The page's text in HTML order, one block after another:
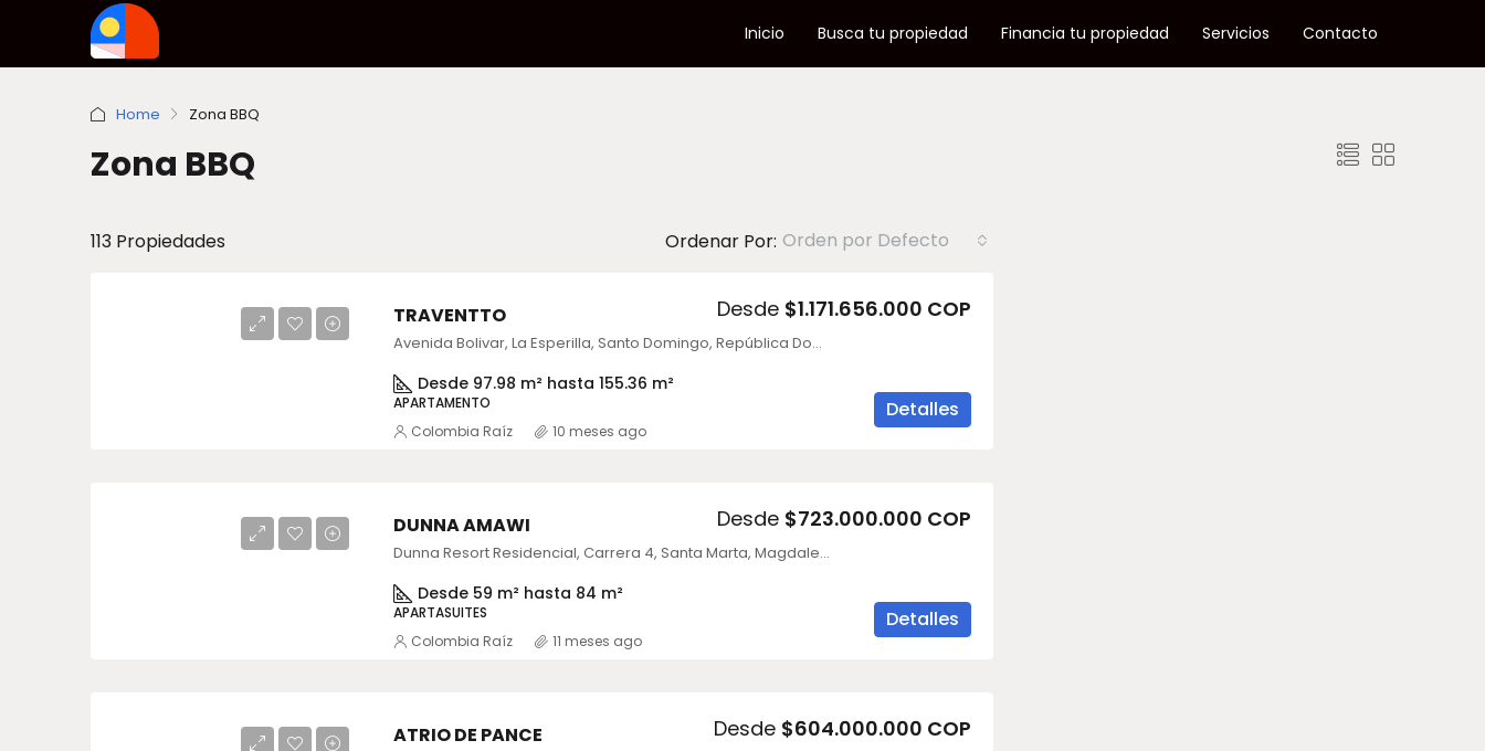
Inicio Busca tu propiedad Financia tu propiedad Servicios Contacto
Home Zona BBQ
Zona BBQ
113 Propiedades Ordenar Por: Orden por Defecto
TRAVENTTO Desde $1.171.656.000 COP
Avenida Bolivar, La Esperilla, Santo Domingo, República Dominicana
Desde 97.98 m² hasta 155.36 m²
APARTAMENTO Detalles
Colombia Raíz 10 meses ago
DUNNA AMAWI Desde $723.000.000 COP
Dunna Resort Residencial, Carrera 4, Santa Marta, Magdalena, Colombia
Desde 59 m² hasta 84 m²
APARTASUITES Detalles
Colombia Raíz 11 meses ago
ATRIO DE PANCE Desde $604.000.000 COP